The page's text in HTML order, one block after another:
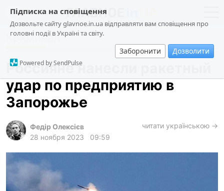
Підписка на сповіщення
Дозвольте сайту glavnoe.in.ua відправляти вам сповіщення про
головні події в Україні та світу.
Заборонити Дозволити
Powered by SendPulse
новости
о проекте
общество
происшествия
Криминал
Россияне нанесли ракетный
удар по предприятию в
Запорожье
Федір Олексієв
28 ноября 2023
09:59
читати українською →